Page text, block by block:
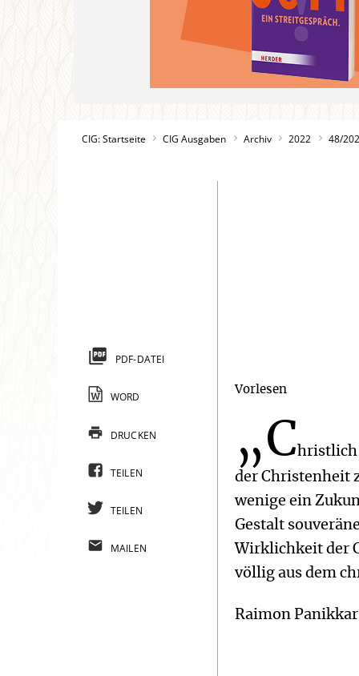
CIG: Startseite CIG Ausgaben Archiv 2022 48/
Vorlesen
„Christlich
der Christenheit
wenige ein
Gestalt
Wirklichkeit der
völlig aus dem
Raimon
PDF-DATEI
WORD
DRUCKEN
TEILEN
TEILEN
MAILEN